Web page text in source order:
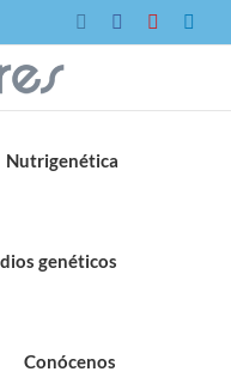
InstagramFacebookYouTube
Nutrigenética
genéticos
Conócenos